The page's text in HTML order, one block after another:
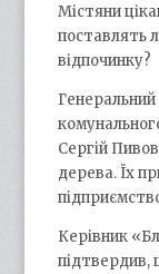
Містяни
поставлять
відпочинку?
Сергій
дерева. Їх
Керівник
підтвердив,